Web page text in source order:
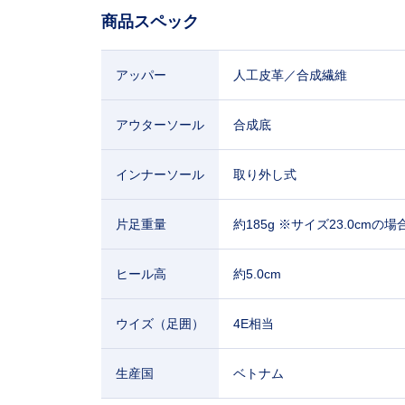
商品スペック
アッパー 人工皮革／合成繊維
アウターソール 合成底
インナーソール 取り外し式
片足重量 約185g ※サイズ23.0cmの場
ヒール高 約5.0cm
ウイズ（足囲） 4E相当
生産国 ベトナム